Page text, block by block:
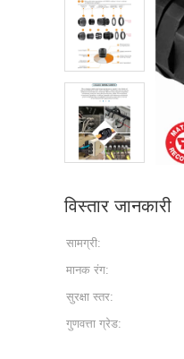
विस्तार जानकारी
सामग्री:
मानक रंग:
सुरक्षा स्तर:
गुणवत्ता ग्रेड: